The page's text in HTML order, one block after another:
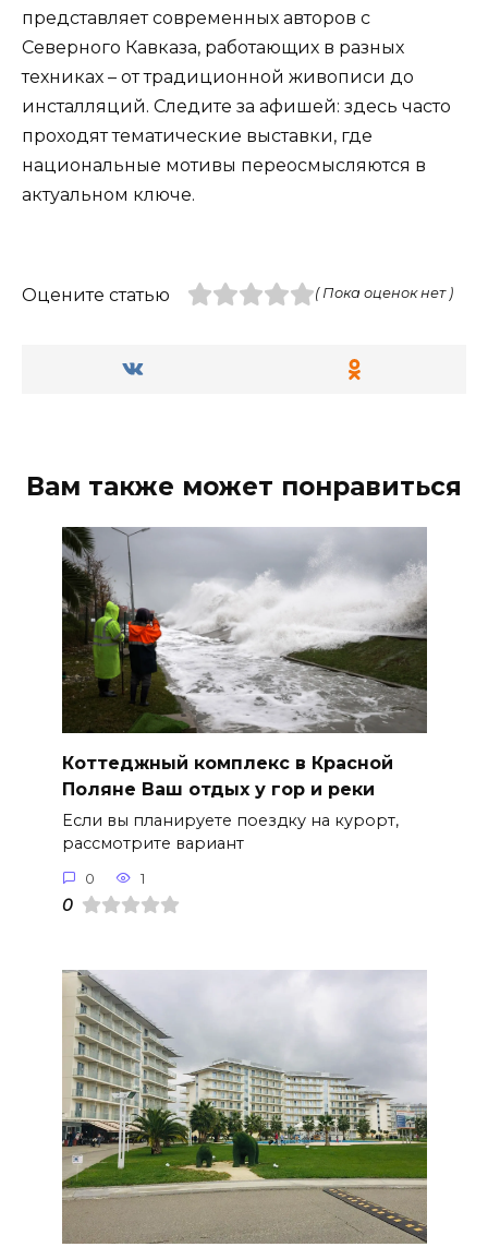
представляет современных авторов с
Северного Кавказа, работающих в разных
техниках – от традиционной живописи до
инсталляций. Следите за афишей: здесь часто
проходят тематические выставки, где
национальные мотивы переосмысляются в
актуальном ключе.
Оцените статью ( Пока оценок нет )
Вам также может понравиться
Коттеджный комплекс в Красной
Поляне Ваш отдых у гор и реки
Если вы планируете поездку на курорт,
рассмотрите вариант
0 1
0